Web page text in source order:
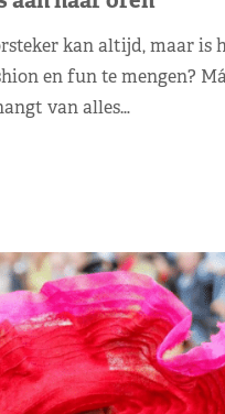
kan altijd, maar is
en fun te mengen?
van alles…